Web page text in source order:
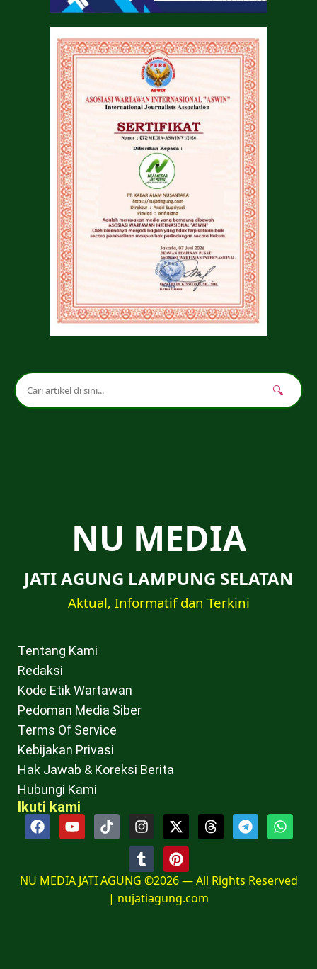
🔍
NU MEDIA
JATI AGUNG LAMPUNG SELATAN
Aktual, Informatif dan Terkini
Tentang Kami
Redaksi
Kode Etik Wartawan
Pedoman Media Siber
Terms Of Service
Kebijakan Privasi
Hak Jawab & Koreksi Berita
Hubungi Kami
Ikuti kami
NU MEDIA JATI AGUNG ©2026 — All Rights Reserved
| nujatiagung.com